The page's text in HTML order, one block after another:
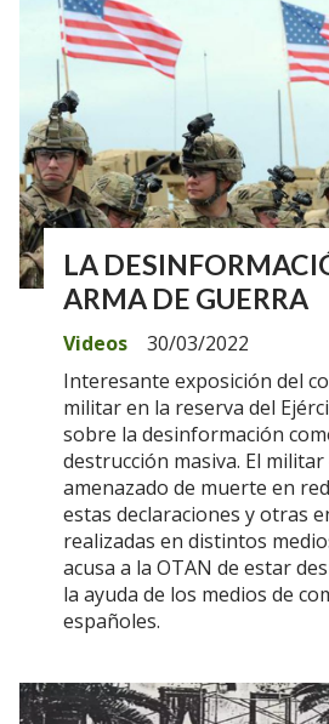
LA
ARMA DE GUERRA
Videos
30/03/2022
Interesante exposición del
militar en la reserva del
sobre la desinformación
destrucción masiva. El
amenazado de muerte en
estas declaraciones y otras
realizadas en distintos
acusa a la OTAN de estar
la ayuda de los medios de
españoles.